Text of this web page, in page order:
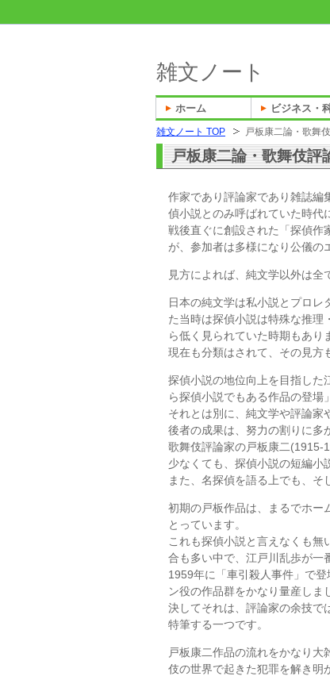
雑文ノート TOP 戸板康二論・歌舞
戸板康二論・歌舞伎評
作家であり評論家であり雑誌編
偵小説とのみ呼ばれていた時代
戦後直ぐに創設された「探偵作
が、参加者は多様になり公儀の
見方によれば、純文学以外は全
日本の純文学は私小説とプロレ
た当時は探偵小説は特殊な推理
ら低く見られていた時期もあり
現在も分類はされて、その見方
探偵小説の地位向上を目指した
ら探偵小説でもある作品の登場
それとは別に、純文学や評論家
後者の成果は、努力の割りに多
歌舞伎評論家の戸板康二(1915-
少なくても、探偵小説の短編小
また、名探偵を語る上でも、そ
初期の戸板作品は、まるでホー
とっています。
これも探偵小説と言えなくも
合も多い中で、江戸川乱歩が一
1959年に「車引殺人事件」で
ン役の作品群をかなり量産しま
決してそれは、評論家の余技で
特筆する一つです。
戸板康二作品の流れをかなり
伎の世界で起きた犯罪を解き明
雑文ノート
ホーム ビジネス・